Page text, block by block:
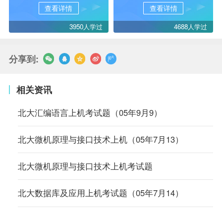
查看详情
3950人学过
查看详情
4688人学过
分享到:
相关资讯
北大汇编语言上机考试题（05年9月9）
北大微机原理与接口技术上机（05年7月13）
北大微机原理与接口技术上机考试题
北大数据库及应用上机考试题（05年7月14）